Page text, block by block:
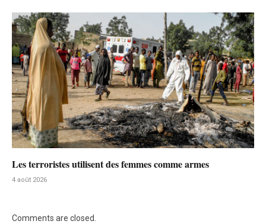
Les terroristes utilisent des femmes comme armes
4 août 2026
Comments are closed.